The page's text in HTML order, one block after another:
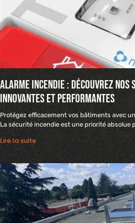
Alarme incendie : découvrez
innovantes et performantes
Protégez efficacement vos bâtiments avec
La sécurité incendie est une priorité absolue
Lire la suite